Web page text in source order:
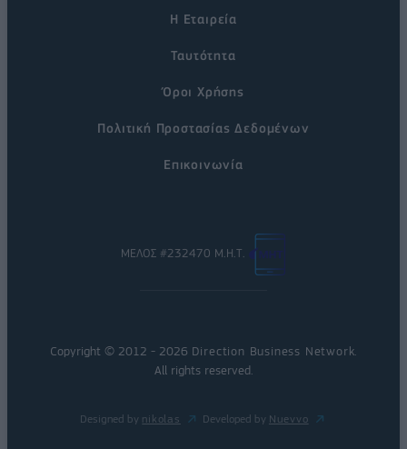
Η Εταιρεία
Ταυτότητα
Όροι Χρήσης
Πολιτική Προστασίας Δεδομένων
Επικοινωνία
ΜΕΛΟΣ #232470 Μ.Η.Τ.
Copyright © 2012 - 2026 Direction Business Network.
All rights reserved.
Designed by nikolas Developed by Nuevvo